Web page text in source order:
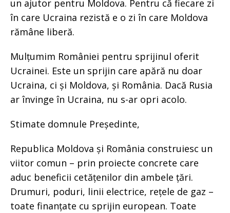
un ajutor pentru Moldova. Pentru că fiecare zi
în care Ucraina rezistă e o zi în care Moldova
rămâne liberă.
Mulțumim României pentru sprijinul oferit
Ucrainei. Este un sprijin care apără nu doar
Ucraina, ci și Moldova, și România. Dacă Rusia
ar învinge în Ucraina, nu s-ar opri acolo.
Stimate domnule Președinte,
Republica Moldova și România construiesc un
viitor comun – prin proiecte concrete care
aduc beneficii cetățenilor din ambele țări.
Drumuri, poduri, linii electrice, rețele de gaz –
toate finanțate cu sprijin european. Toate